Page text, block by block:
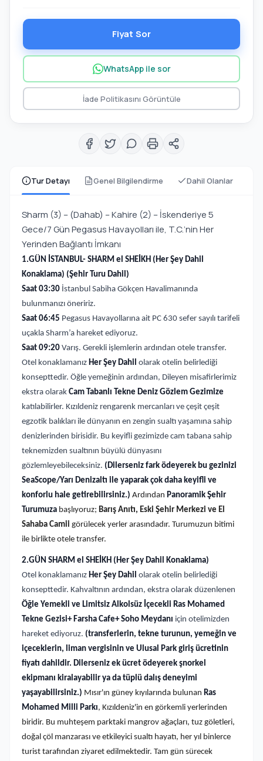
Tur Detayı Genel Bilgilendirme Dahil Olanlar
Sharm (3) – (Dahab) – Kahire (2) – İskenderiye 5
Gece/7 Gün Pegasus Havayolları ile, T.C.’nin Her
Yerinden Bağlantı İmkanı
1.GÜN İSTANBUL- SHARM el SHEİKH (Her Şey Dahil
Konaklama) (Şehir Turu Dahil)
Saat 03:30 İstanbul Sabiha Gökçen Havalimanında
bulunmanızı öneririz.
Saat 06:45 Pegasus Havayollarına ait PC 630 sefer sayılı tarifeli
uçakla Sharm’a hareket ediyoruz.
Saat 09:20 Varış. Gerekli işlemlerin ardından otele transfer.
Otel konaklamanız Her Şey Dahil olarak otelin belirlediği
konsepttedir. Öğle yemeğinin ardından, Dileyen misafirlerimiz
ekstra olarak Cam Tabanlı Tekne Deniz Gözlem Gezimize
katılabilirler. Kızıldeniz rengarenk mercanları ve çeşit çeşit
egzotik balıkları ile dünyanın en zengin sualtı yaşamına sahip
denizlerinden birisidir. Bu keyifli gezimizde cam tabana sahip
teknemizden sualtının büyülü dünyasını
gözlemleyebileceksiniz. (Dilerseniz fark ödeyerek bu gezinizi
SeaScope/Yarı Denizaltı ile yaparak çok daha keyifli ve
konforlu hale getirebilirsiniz.) Ardından Panoramik Şehir
Turumuza başlıyoruz; Barış Anıtı, Eski Şehir Merkezi ve El
Sahaba Camii görülecek yerler arasındadır. Turumuzun bitimi
ile birlikte otele transfer.
2.GÜN SHARM el SHEİKH (Her Şey Dahil Konaklama)
Otel konaklamanız Her Şey Dahil olarak otelin belirlediği
konsepttedir. Kahvaltının ardından, ekstra olarak düzenlenen
Öğle Yemekli ve Limitsiz Alkolsüz İçecekli Ras Mohamed
Tekne Gezisi+ Farsha Cafe+ Soho Meydanı için otelimizden
hareket ediyoruz. (transferlerin, tekne turunun, yemeğin ve
içeceklerin, liman vergisinin ve Ulusal Park giriş ücretinin
fiyatı dahildir. Dilerseniz ek ücret ödeyerek şnorkel
ekipmanı kiralayabilir ya da tüplü dalış deneyimi
yaşayabilirsiniz.) Mısır'ın güney kıyılarında bulunan Ras
Mohamed Milli Parkı, Kızıldeniz'in en görkemli yerlerinden
biridir. Bu muhteşem parktaki mangrov ağaçları, tuz göletleri,
doğal çöl manzarası ve etkileyici sualtı hayatı, her yıl binlerce
turist tarafından ziyaret edilmektedir. Tam gün sürecek
Fiyat Sor
WhatsApp ile sor
İade Politikasını Görüntüle